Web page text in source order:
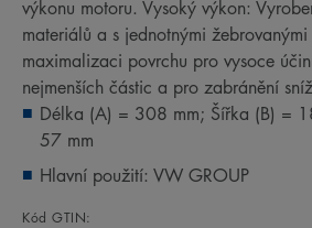
výkonu motoru. Vysoký výkon:
materiálů a s jednotnými
maximalizaci povrchu pro vysoce
nejmenších částic a pro zabránění
Délka (A) = 308 mm; Šířka (B) =
57 mm
Hlavní použití: VW GROUP
Kód GTIN: